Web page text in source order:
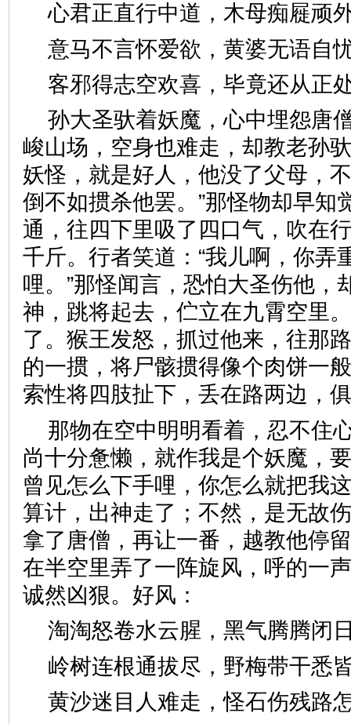
心君正直行中道，木母痴
意马不言怀爱欲，黄婆无
客邪得志空欢喜，毕竟还
孙大圣驮着妖魔，心中埋怨唐
峻山场，空身也难走，却教老孙
妖怪，就是好人，他没了父母，
倒不如掼杀他罢。”那怪物却早知
通，往四下里吸了四口气，吹在
千斤。行者笑道：“我儿啊，你弄
哩。”那怪闻言，恐怕大圣伤他，
神，跳将起去，伫立在九霄空里
了。猴王发怒，抓过他来，往那
的一掼，将尸骸掼得像个肉饼一
索性将四肢扯下，丢在路两边
那物在空中明明看着，忍不住
尚十分惫懒，就作我是个妖魔，
曾见怎么下手哩，你怎么就把我
算计，出神走了；不然，是无故
拿了唐僧，再让一番，越教他停
在半空里弄了一阵旋风，呼的一
诚然凶狠。好风：
淘淘怒卷水云腥，黑气腾
岭树连根通拔尽，野梅带
黄沙迷目人难走，怪石伤